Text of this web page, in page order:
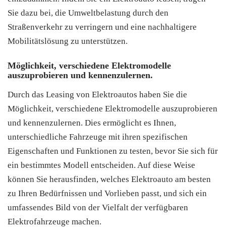
Sie dazu bei, die Umweltbelastung durch den
Straßenverkehr zu verringern und eine nachhaltigere
Mobilitätslösung zu unterstützen.
Möglichkeit, verschiedene Elektromodelle
auszuprobieren und kennenzulernen.
Durch das Leasing von Elektroautos haben Sie die
Möglichkeit, verschiedene Elektromodelle auszuprobieren
und kennenzulernen. Dies ermöglicht es Ihnen,
unterschiedliche Fahrzeuge mit ihren spezifischen
Eigenschaften und Funktionen zu testen, bevor Sie sich für
ein bestimmtes Modell entscheiden. Auf diese Weise
können Sie herausfinden, welches Elektroauto am besten
zu Ihren Bedürfnissen und Vorlieben passt, und sich ein
umfassendes Bild von der Vielfalt der verfügbaren
Elektrofahrzeuge machen.